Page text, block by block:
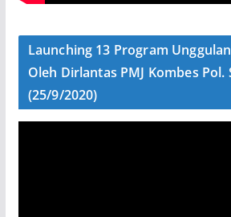
Launching 13 Program
Oleh Dirlantas PMJ Kombes Pol.
(25/9/2020)